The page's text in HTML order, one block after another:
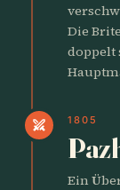
Die
doppelt
swords 1805
Ein